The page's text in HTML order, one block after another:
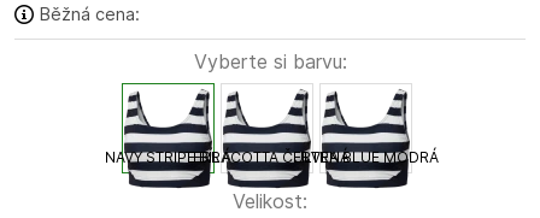
Běžná cena:
Vyberte si barvu:
NAVY STRIPE BÍLÁTERRACOTTA ČERVENÁULTRA BLUE MODRÁ
Velikost: